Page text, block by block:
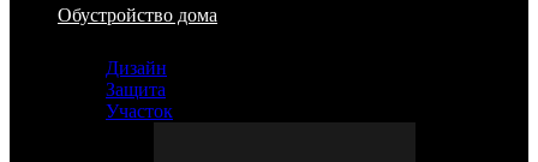
Обустройство дома
Дизайн
Защита
Участок